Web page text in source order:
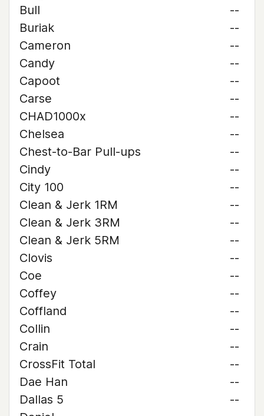
Bull
--
Buriak
--
Cameron
--
Candy
--
Capoot
--
Carse
--
CHAD1000x
--
Chelsea
--
Chest-to-Bar Pull-ups
--
Cindy
--
City 100
--
Clean & Jerk 1RM
--
Clean & Jerk 3RM
--
Clean & Jerk 5RM
--
Clovis
--
Coe
--
Coffey
--
Coffland
--
Collin
--
Crain
--
CrossFit Total
--
Dae Han
--
Dallas 5
--